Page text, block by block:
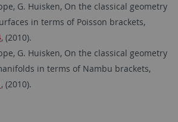
G. Huisken, On the classical geometry
in terms of Poisson brackets,
, (2010).
G. Huisken, On the classical geometry
in terms of Nambu brackets,
, (2010).